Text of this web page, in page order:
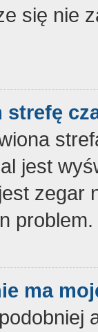
się nie
strefę
jest
zegar
problem.
ma